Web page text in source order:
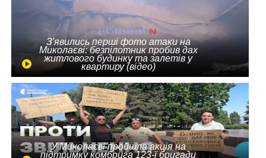
З'явились перші фото атаки на
Миколаєві: безпілотник пробив дах
житлового будинку та залетів у
квартиру (відео)
У Миколаєві пройшла акція на
підтримку комбрига 123-ї бригади